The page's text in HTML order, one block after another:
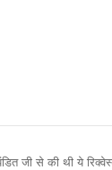
जी से की थी ये